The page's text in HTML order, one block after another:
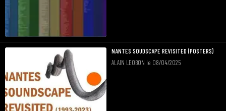
NANTES SOUDSCAPE REVISITED (POSTERS)
ALAIN LEOBON le 08/04/2025